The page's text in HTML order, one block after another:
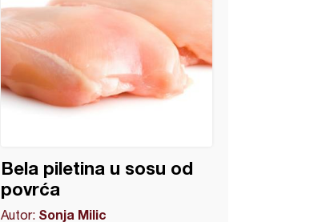
Bela piletina u sosu od
povrća
Autor: Sonja Milic